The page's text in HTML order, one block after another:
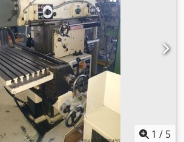
(es kann von der CO oder von den
Heizgeräten erhitzt werden)
72 kW Maximale Pressenkapazität
Leimauftragsgerät mit Vorschub für
KL40 - zum automatischen Auftragen
Lamelle und zur direkten Übergabe an
1 / 5